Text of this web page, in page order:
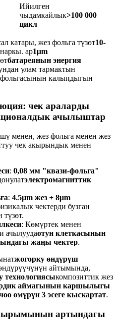
Ийилген
чыдамкайлык>100 000
цикл
катары, жез фольга түзөт10-
ар1μm
батареянын энергия
улам тармактын
калыңдыгын
чек араларды
ачылыштар
менен, жез фольга менен жез
чек акырындык менен
: 0,08 мм "квази-фольга"
электромагниттик
: 4.5μm жез + 8μm
чектерди бузган
түзөт.
: Көмүртек менен
ачылуудаотун клеткасынын
жаңы чектер.
жогорку өндүрүш
айтымында,
технологиясыкомпозиттик жез
аймагынын каршылыгы
өмүрүн 3 эсеге кыскартат.
артындагы